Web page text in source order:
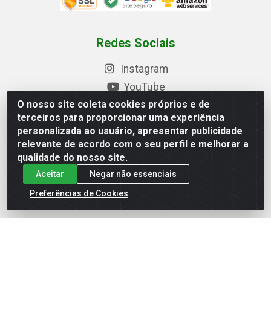
O nosso site coleta cookies próprios e de
terceiros para proporcionar uma experiência
personalizada ao usuário, apresentar publicidade
relevante de acordo com o seu perfil e melhorar a
qualidade do nosso site.
Aceitar
Negar não essenciais
Preferências de Cookies
Redes Sociais
Instagram
YouTube
Formas de Pagamento
Baixe nosso APP